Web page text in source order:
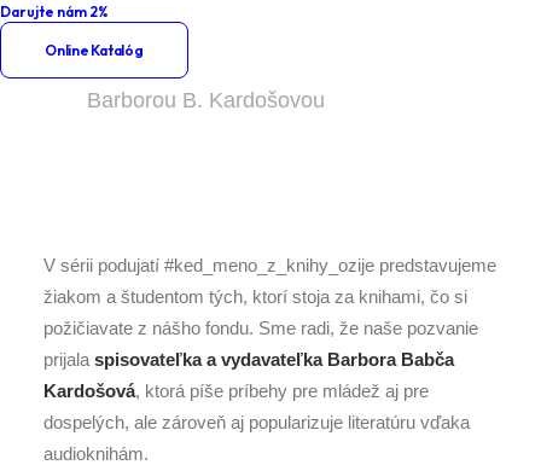
Darujte nám 2%
Online Katalóg
Home
Podujatia
Keď meno z knihy ožije – besedy s
Barborou B. Kardošovou
V sérii podujatí #ked_meno_z_knihy_ozije predstavujeme
žiakom a študentom tých, ktorí stoja za knihami, čo si
požičiavate z nášho fondu. Sme radi, že naše pozvanie
prijala spisovateľka a vydavateľka Barbora Babča
Kardošová, ktorá píše príbehy pre mládež aj pre
dospelých, ale zároveň aj popularizuje literatúru vďaka
audioknihám.